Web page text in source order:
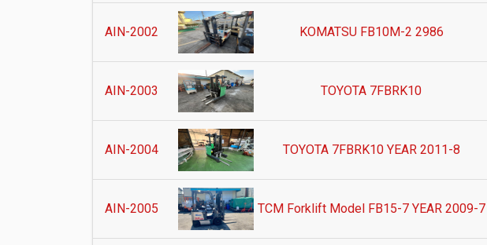
AIN-2002 KOMATSU FB10M-2 2986
AIN-2003 TOYOTA 7FBRK10
AIN-2004 TOYOTA 7FBRK10 YEAR 2011-8
AIN-2005 TCM Forklift Model FB15-7 YEAR 2009-7